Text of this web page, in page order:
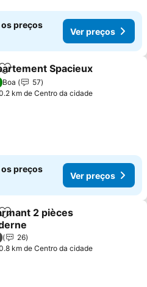
os preços
Ver preços
Adicionar aos favoritos
Spacieux
Boa
57
km de Centro da cidade
os preços
Ver preços
Adicionar aos favoritos
2 pièces
26
km de Centro da cidade